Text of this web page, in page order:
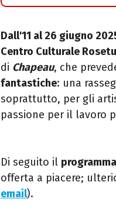
Dall'11 al 26 giugno
Centro Culturale
di Chapeau, che
fantastiche: una
soprattutto, per gli
passione per il lavoro
Di seguito il
offerta a piacere;
email).